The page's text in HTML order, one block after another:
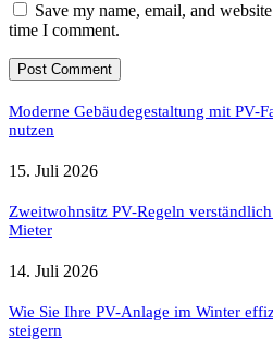
Save my name, email, and
time I comment.
Moderne Gebäudegestaltung mit PV-
nutzen
15. Juli 2026
Zweitwohnsitz PV-Regeln
Mieter
14. Juli 2026
Wie Sie Ihre PV-Anlage im Winter
steigern